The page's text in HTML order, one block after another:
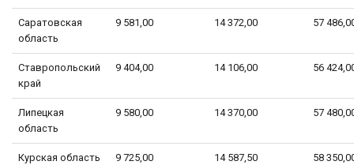
Саратовская
область
9 581,00 14 372,00 57
Ставропольский
край
9 404,00 14 106,00 56
Липецкая
область
9 580,00 14 370,00 57
Курская область 9 725,00 14 587,50 58